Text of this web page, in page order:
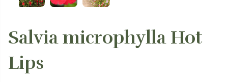
Salvia microphylla Hot
Lips